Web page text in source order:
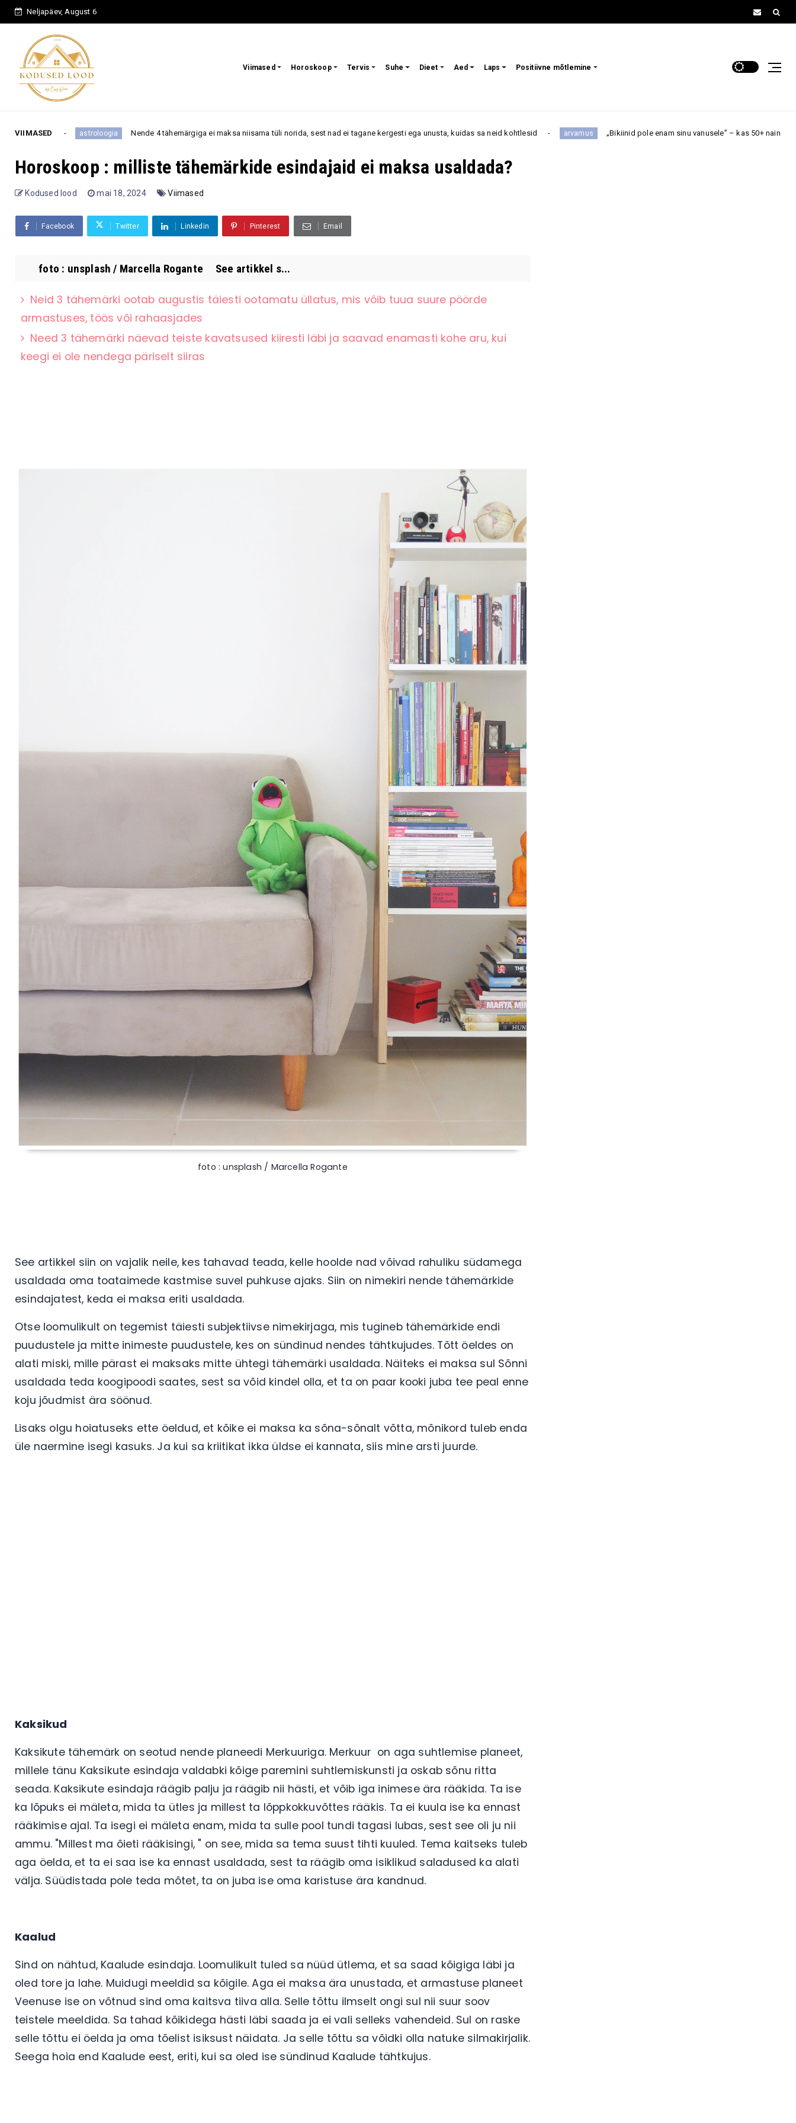
Neljapäev, August 6
Viimased Horoskoop Tervis Suhe Dieet Aed Laps Positiivne mõtlemine
VIIMASEDNende 4 tähemärgiga ei maksa niisama tüli norida, sest nad ei tagane kergesti ega unusta, kuidas sa neid kohtlesid arvamus „Bikiinid pole enam sinu vanusele” – kas 50+ naine peaks rannas trikoo
Horoskoop : milliste tähemärkide esindajaid ei maksa usaldada?
Kodused lood mai 18, 2024 Viimased
Facebook Twitter Linkedin Pinterest Email
foto : unsplash / Marcella Rogante See artikkel s...
Neid 3 tähemärki ootab augustis täiesti ootamatu üllatus, mis võib tuua suure pöörde
armastuses, töös või rahaasjades
Need 3 tähemärki näevad teiste kavatsused kiiresti läbi ja saavad enamasti kohe aru, kui
keegi ei ole nendega päriselt siiras
foto : unsplash / Marcella Rogante
See artikkel siin on vajalik neile, kes tahavad teada, kelle hoolde nad võivad rahuliku südamega
usaldada oma toataimede kastmise suvel puhkuse ajaks. Siin on nimekiri nende tähemärkide
esindajatest, keda ei maksa eriti usaldada.
Otse loomulikult on tegemist täiesti subjektiivse nimekirjaga, mis tugineb tähemärkide endi
puudustele ja mitte inimeste puudustele, kes on sündinud nendes tähtkujudes. Tõtt öeldes on
alati miski, mille pärast ei maksaks mitte ühtegi tähemärki usaldada. Näiteks ei maksa sul Sõnni
usaldada teda koogipoodi saates, sest sa võid kindel olla, et ta on paar kooki juba tee peal enne
koju jõudmist ära söönud.
Lisaks olgu hoiatuseks ette öeldud, et kõike ei maksa ka sõna-sõnalt võtta, mõnikord tuleb enda
üle naermine isegi kasuks. Ja kui sa kriitikat ikka üldse ei kannata, siis mine arsti juurde.
Kaksikud
Kaksikute tähemärk on seotud nende planeedi Merkuuriga. Merkuur on aga suhtlemise planeet,
millele tänu Kaksikute esindaja valdabki kõige paremini suhtlemiskunsti ja oskab sõnu ritta
seada. Kaksikute esindaja räägib palju ja räägib nii hästi, et võib iga inimese ära rääkida. Ta ise
ka lõpuks ei mäleta, mida ta ütles ja millest ta lõppkokkuvõttes rääkis. Ta ei kuula ise ka ennast
rääkimise ajal. Ta isegi ei mäleta enam, mida ta sulle pool tundi tagasi lubas, sest see oli ju nii
ammu. "Millest ma õieti rääkisingi, " on see, mida sa tema suust tihti kuuled. Tema kaitseks tuleb
aga öelda, et ta ei saa ise ka ennast usaldada, sest ta räägib oma isiklikud saladused ka alati
välja. Süüdistada pole teda mõtet, ta on juba ise oma karistuse ära kandnud.
Kaalud
Sind on nähtud, Kaalude esindaja. Loomulikult tuled sa nüüd ütlema, et sa saad kõigiga läbi ja
oled tore ja lahe. Muidugi meeldid sa kõigile. Aga ei maksa ära unustada, et armastuse planeet
Veenuse ise on võtnud sind oma kaitsva tiiva alla. Selle tõttu ilmselt ongi sul nii suur soov
teistele meeldida. Sa tahad kõikidega hästi läbi saada ja ei vali selleks vahendeid. Sul on raske
selle tõttu ei öelda ja oma tõelist isiksust näidata. Ja selle tõttu sa võidki olla natuke silmakirjalik.
Seega hoia end Kaalude eest, eriti, kui sa oled ise sündinud Kaalude tähtkujus.